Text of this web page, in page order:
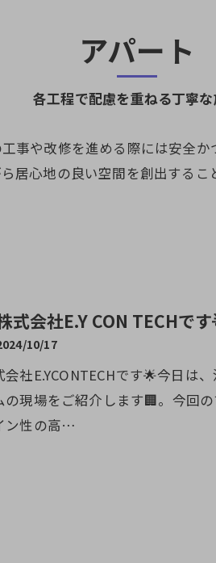
アパート
各工程で配慮を重ねる丁寧
事や改修を進める際には安全
居心地の良い空間を創出する
式会社E.Y CON TECHで
10/17
会社E.YCONTECHです🌟今日は
の現場をご紹介します🏢。今回
ン性の高…